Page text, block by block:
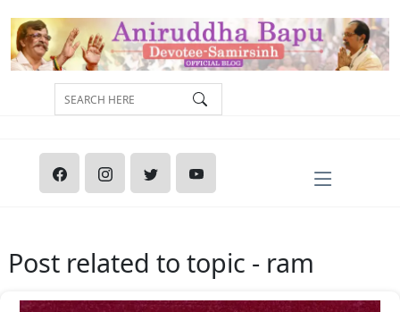
Post related to topic - ram